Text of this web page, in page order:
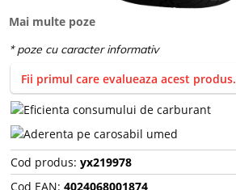
Mai multe poze
Fii primul care evalueaza acest produs.
Cod produs: yx219978
Cod EAN: 4024068001874